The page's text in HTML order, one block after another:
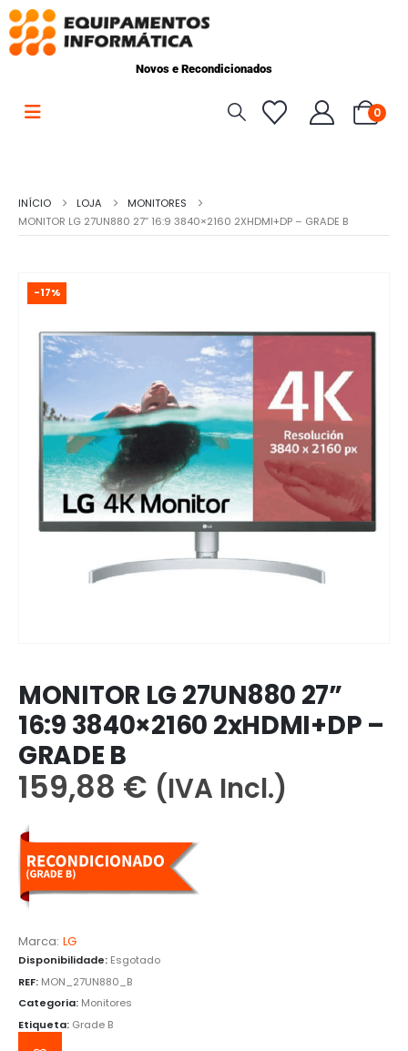
Novos e Recondicionados
0
INÍCIO LOJA
MONITORES
MONITOR LG 27UN880 27” 16:9 3840×2160 2XHDMI+DP – GRADE B
-17%
MONITOR LG 27UN880 27”
16:9 3840×2160 2xHDMI+DP –
GRADE B
159,88 € (IVA Incl.)
Marca: LG
Disponibilidade: Esgotado
REF: MON_27UN880_B
Categoria: Monitores
Etiqueta: Grade B